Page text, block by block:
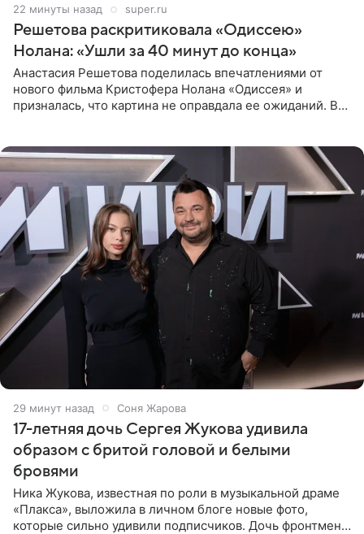
22 минуты назад super.ru
Решетова раскритиковала «Одиссею»
Нолана: «Ушли за 40 минут до конца»
Анастасия Решетова поделилась впечатлениями от
нового фильма Кристофера Нолана «Одиссея» и
призналась, что картина не оправдала ее ожиданий. В
29 минут назад Соня Жарова
17-летняя дочь Сергея Жукова удивила
образом с бритой головой и белыми
бровями
Ника Жукова, известная по роли в музыкальной драме
«Плакса», выложила в личном блоге новые фото,
которые сильно удивили подписчиков. Дочь фронтмена